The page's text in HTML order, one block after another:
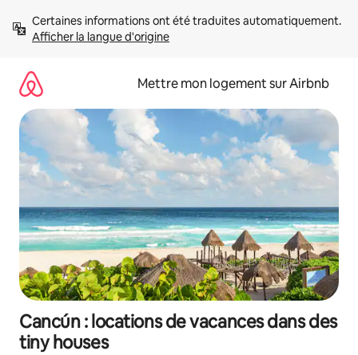
directement
Afficher la langue d'origine
Mettre mon logement sur Airbnb
Cancún : locations de vacances dans des
tiny houses